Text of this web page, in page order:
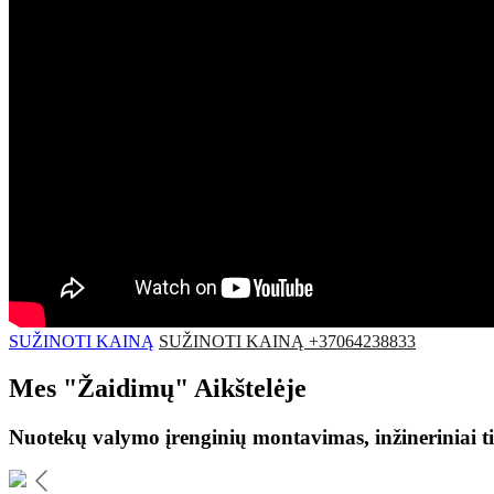
SUŽINOTI KAINĄ SUŽINOTI KAINĄ +37064238833
Mes "Žaidimų" Aikštelėje
Nuotekų valymo įrenginių montavimas, inžineriniai